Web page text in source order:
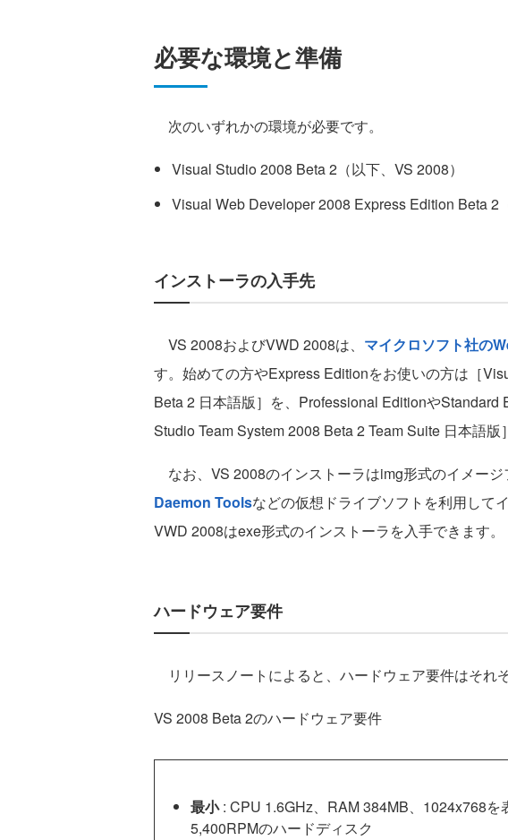
必要な環境と準備
次のいずれかの環境が必要です。
Visual Studio 2008 Beta 2（以下、VS 2008）
Visual Web Developer 2008 Express Edition Beta 2
インストーラの入手先
VS 2008およびVWD 2008は、 マイクロソフト社の
す。始めての方やExpress Editionをお使いの方は［
Beta 2 日本語版］を、Professional Editionや
Studio Team System 2008 Beta 2 Team Suite 日本語版
なお、VS 2008のインストーラはimg形式のイメージ
Daemon Toolsなどの仮想ドライブソフトを利用して
VWD 2008はexe形式のインストーラを入手できます。
ハードウェア要件
リリースノートによると、ハードウェア要件はそれ
VS 2008 Beta 2のハードウェア要件
最小: CPU 1.6GHz、RAM 384MB、1024x768を
5,400RPMのハードディスク